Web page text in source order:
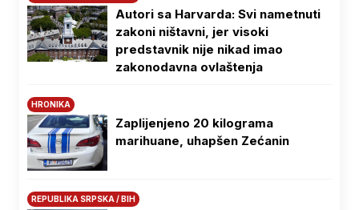
Autori sa Harvarda: Svi nametnuti
zakoni ništavni, jer visoki
predstavnik nije nikad imao
zakonodavna ovlaštenja
HRONIKA
Zaplijenjeno 20 kilograma
marihuane, uhapšen Zećanin
REPUBLIKA SRPSKA / BIH